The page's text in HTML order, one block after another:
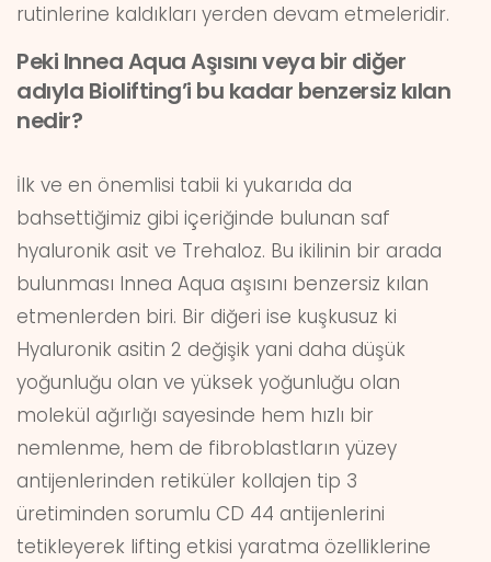
rutinlerine kaldıkları yerden devam etmeleridir.
Peki Innea Aqua Aşısını veya bir diğer
adıyla Biolifting’i bu kadar benzersiz kılan
nedir?
İlk ve en önemlisi tabii ki yukarıda da
bahsettiğimiz gibi içeriğinde bulunan saf
hyaluronik asit ve Trehaloz. Bu ikilinin bir arada
bulunması Innea Aqua aşısını benzersiz kılan
etmenlerden biri. Bir diğeri ise kuşkusuz ki
Hyaluronik asitin 2 değişik yani daha düşük
yoğunluğu olan ve yüksek yoğunluğu olan
molekül ağırlığı sayesinde hem hızlı bir
nemlenme, hem de fibroblastların yüzey
antijenlerinden retiküler kollajen tip 3
üretiminden sorumlu CD 44 antijenlerini
tetikleyerek lifting etkisi yaratma özelliklerine